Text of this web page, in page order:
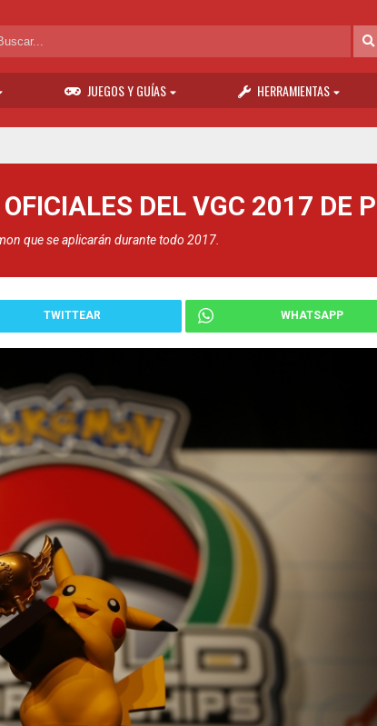
JUEGOS Y GUÍAS HERRAMIENTAS
DEL VGC 2017 DE
que se aplicarán durante todo 2017.
TWITTEAR WHATSAPP